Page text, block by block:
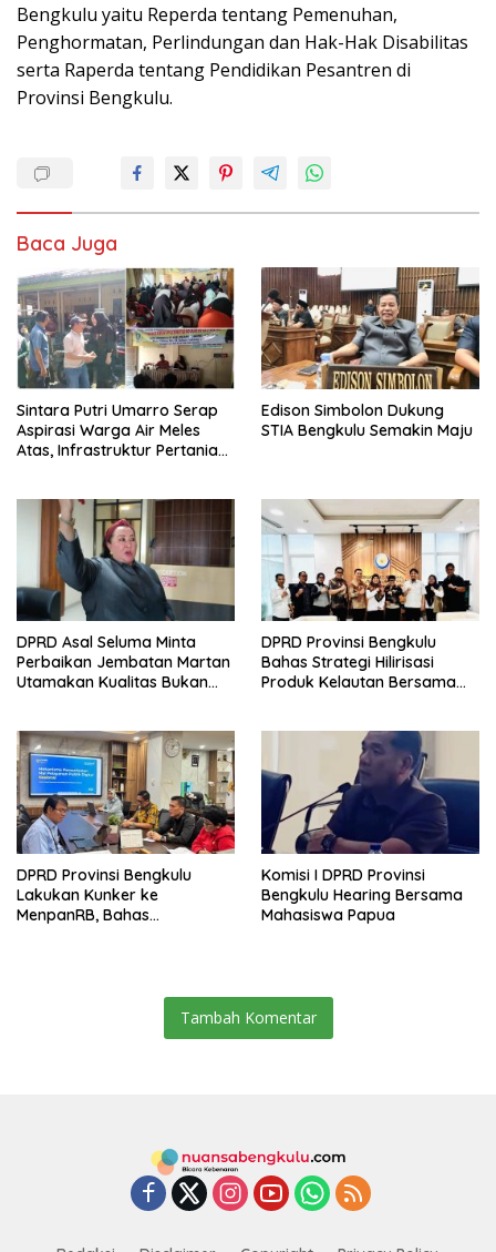
Bengkulu yaitu Reperda tentang Pemenuhan,
Penghormatan, Perlindungan dan Hak-Hak Disabilitas
serta Raperda tentang Pendidikan Pesantren di
Provinsi Bengkulu.
Baca Juga
Sintara Putri Umarro Serap
Aspirasi Warga Air Meles
Atas, Infrastruktur Pertanian
Edison Simbolon Dukung
STIA Bengkulu Semakin Maju
DPRD Asal Seluma Minta
Perbaikan Jembatan Martan
Utamakan Kualitas Bukan
DPRD Provinsi Bengkulu
Bahas Strategi Hilirisasi
Produk Kelautan Bersama
DPRD Provinsi Bengkulu
Lakukan Kunker ke
MenpanRB, Bahas
Komisi I DPRD Provinsi
Bengkulu Hearing Bersama
Mahasiswa Papua
Tambah Komentar